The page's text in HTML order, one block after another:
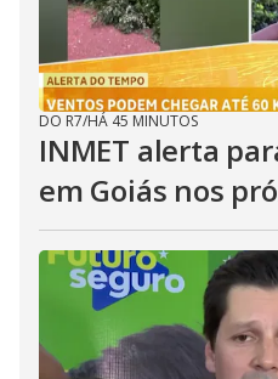
DO R7/HÁ 45 MINUTOS
INMET alerta
em Goiás nos